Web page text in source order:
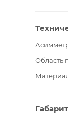
Область